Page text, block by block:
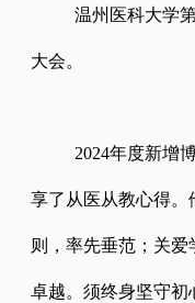
温州医科大学
大会。
2024年度新增
享了从医从教心得。
则，率先垂范；关
卓越。须终身坚守初